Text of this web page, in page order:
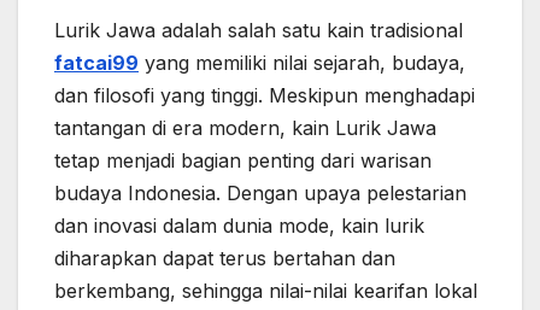
Lurik Jawa adalah salah satu kain tradisional
fatcai99 yang memiliki nilai sejarah, budaya,
dan filosofi yang tinggi. Meskipun menghadapi
tantangan di era modern, kain Lurik Jawa
tetap menjadi bagian penting dari warisan
budaya Indonesia. Dengan upaya pelestarian
dan inovasi dalam dunia mode, kain lurik
diharapkan dapat terus bertahan dan
berkembang, sehingga nilai-nilai kearifan lokal